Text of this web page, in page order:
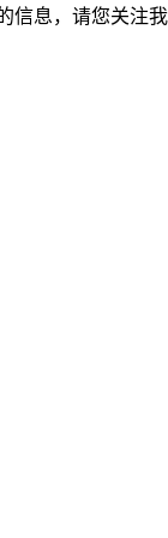
信息，请您关注